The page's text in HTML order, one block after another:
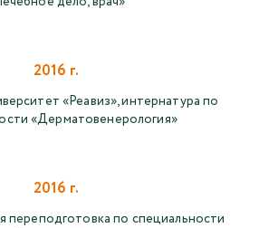
2016 г.
«Реавиз», интернатура по
«Дерматовенерология»
2016 г.
переподготовка по специальности